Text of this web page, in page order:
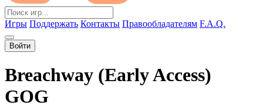
Игры Поддержать Контакты Правообладателям F.A.Q.
Войти
Breachway (Early Access)
GOG